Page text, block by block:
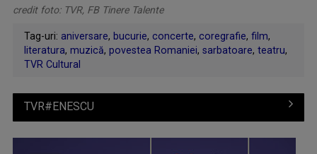
credit foto: TVR, FB Tinere Talente
Tag-uri: aniversare, bucurie, concerte, coregrafie, film,
literatura, muzică, povestea Romaniei, sarbatoare, teatru,
TVR Cultural
TVR#ENESCU